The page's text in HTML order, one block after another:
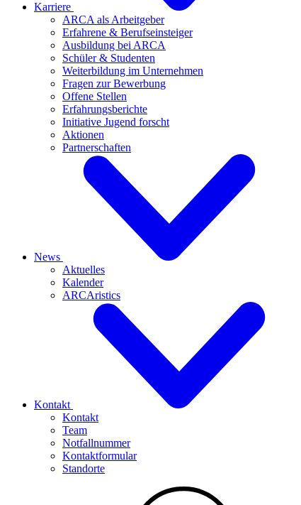
Karriere
ARCA als Arbeitgeber
Erfahrene & Berufseinsteiger
Ausbildung bei ARCA
Schüler & Studenten
Weiterbildung im Unternehmen
Fragen zur Bewerbung
Offene Stellen
Erfahrungsberichte
Initiative Jugend forscht
Aktionen
Partnerschaften
News
Aktuelles
Kalender
ARCAristics
Kontakt
Kontakt
Team
Notfallnummer
Kontaktformular
Standorte